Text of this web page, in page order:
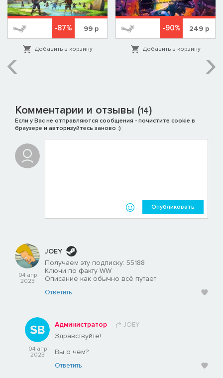
-87% 99р
Добавить в корзину
-90% 249р
Добавить в корзину
Комментарии и отзывы (14)
Если у Вас не отправляются сообщения - почистите cookie в
браузере и авторизуйтесь заново :)
Опубликовать
04 апр
2023
JOEY
Получаем эту подписку: 55188
Ключи по факту WW
Описание как обычно всё путает
Ответить
04 апр
2023
Администратор JOEY
Здравствуйте!
Вы о чем?
Ответить